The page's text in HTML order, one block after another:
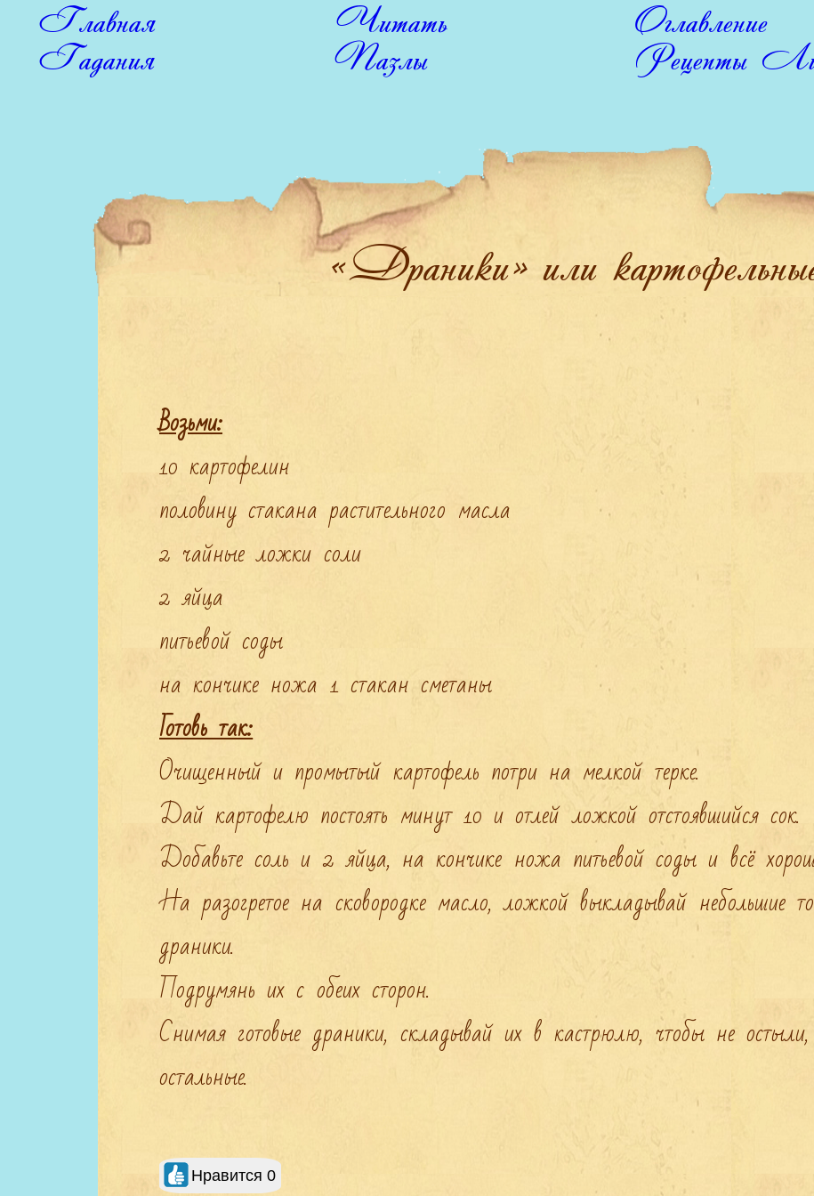
Главная Читать
Оглавление
Гадания
Пазлы Рецепты
«Драники» или
Возьми:
10 картофелин
половину стакана растительного масла
2 чайные ложки соли
2 яйца
питьевой соды
Готовь так:
Очищенный и промытый картофель потри на мелкой терке.
Дай картофелю постоять минут 10 и отлей ложкой отстоявшийся сок.
Добавьте соль и 2 яйца, на кончике ножа питьевой соды и всё
На разогретое на сковородке масло, ложкой выкладывай небольшие
драники.
Подрумянь их с обеих сторон.
Снимая готовые драники, складывай их в кастрюлю, чтобы не
остальные.